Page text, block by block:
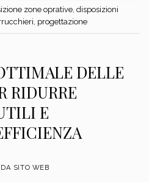
zone oprative disposizioni
progettazione
DELLE
RIDURRE
E
DA SITO WEB